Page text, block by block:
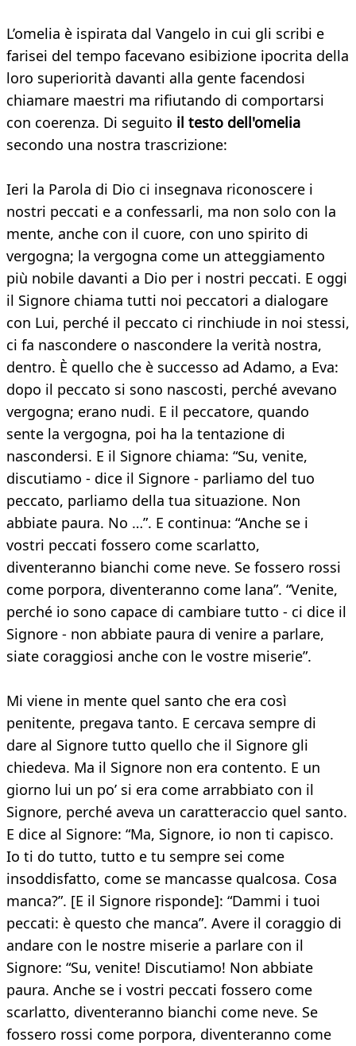
L’omelia è ispirata dal Vangelo in cui gli scribi e
farisei del tempo facevano esibizione ipocrita della
loro superiorità davanti alla gente facendosi
chiamare maestri ma rifiutando di comportarsi
con coerenza. Di seguito il testo dell'omelia
secondo una nostra trascrizione:
Ieri la Parola di Dio ci insegnava riconoscere i
nostri peccati e a confessarli, ma non solo con la
mente, anche con il cuore, con uno spirito di
vergogna; la vergogna come un atteggiamento
più nobile davanti a Dio per i nostri peccati. E oggi
il Signore chiama tutti noi peccatori a dialogare
con Lui, perché il peccato ci rinchiude in noi stessi,
ci fa nascondere o nascondere la verità nostra,
dentro. È quello che è successo ad Adamo, a Eva:
dopo il peccato si sono nascosti, perché avevano
vergogna; erano nudi. E il peccatore, quando
sente la vergogna, poi ha la tentazione di
nascondersi. E il Signore chiama: “Su, venite,
discutiamo - dice il Signore - parliamo del tuo
peccato, parliamo della tua situazione. Non
abbiate paura. No …”. E continua: “Anche se i
vostri peccati fossero come scarlatto,
diventeranno bianchi come neve. Se fossero rossi
come porpora, diventeranno come lana”. “Venite,
perché io sono capace di cambiare tutto - ci dice il
Signore - non abbiate paura di venire a parlare,
siate coraggiosi anche con le vostre miserie”.
Mi viene in mente quel santo che era così
penitente, pregava tanto. E cercava sempre di
dare al Signore tutto quello che il Signore gli
chiedeva. Ma il Signore non era contento. E un
giorno lui un po’ si era come arrabbiato con il
Signore, perché aveva un caratteraccio quel santo.
E dice al Signore: “Ma, Signore, io non ti capisco.
Io ti do tutto, tutto e tu sempre sei come
insoddisfatto, come se mancasse qualcosa. Cosa
manca?”. [E il Signore risponde]: “Dammi i tuoi
peccati: è questo che manca”. Avere il coraggio di
andare con le nostre miserie a parlare con il
Signore: “Su, venite! Discutiamo! Non abbiate
paura. Anche se i vostri peccati fossero come
scarlatto, diventeranno bianchi come neve. Se
fossero rossi come porpora, diventeranno come